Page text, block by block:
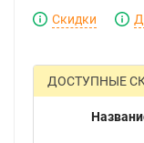
Скидки
ДОСТУПНЫЕ